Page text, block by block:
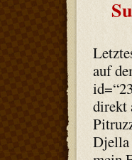
auf
direkt
Djella